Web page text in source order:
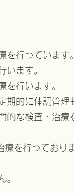
を行っています。
います。
を行います。
期的に体調管
な検査・治療
を行っておりま
。